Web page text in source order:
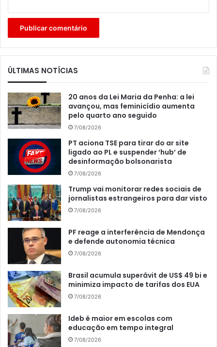
ÚLTIMAS NOTÍCIAS
20 anos da Lei Maria da Penha: a lei
avançou, mas feminicídio aumenta
pelo quarto ano seguido
7/08/2026
PT aciona TSE para tirar do ar site
ligado ao PL e suspender ‘hub’ de
desinformação bolsonarista
7/08/2026
Trump vai monitorar redes sociais de
jornalistas estrangeiros para dar visto
7/08/2026
PF reage a interferência de Mendonça
e defende autonomia técnica
7/08/2026
Brasil acumula superávit de US$ 49 bi e
minimiza impacto de tarifas dos EUA
7/08/2026
Ideb é maior em escolas com
educação em tempo integral
7/08/2026